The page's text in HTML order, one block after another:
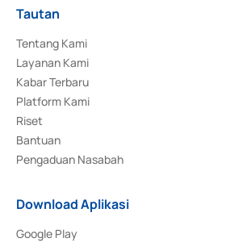
Tautan
Tentang Kami
Layanan Kami
Kabar Terbaru
Platform Kami
Riset
Bantuan
Pengaduan Nasabah
Download Aplikasi
Google Play